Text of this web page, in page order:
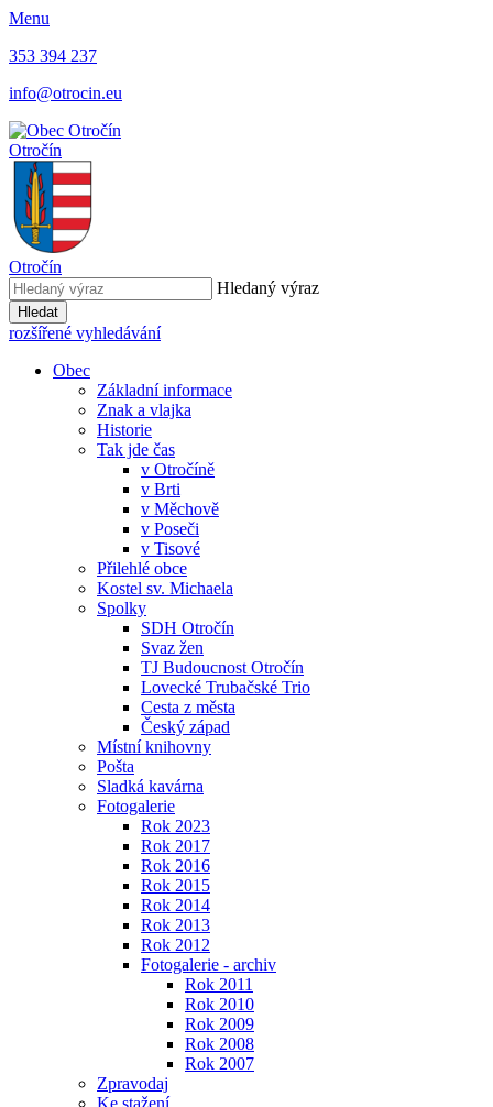
Menu
353 394 237
info@otrocin.eu
Otročín
Otročín
Hledaný výraz
Hledat
rozšířené vyhledávání
Obec
Základní informace
Znak a vlajka
Historie
Tak jde čas
v Otročíně
v Brti
v Měchově
v Poseči
v Tisové
Přilehlé obce
Kostel sv. Michaela
Spolky
SDH Otročín
Svaz žen
TJ Budoucnost Otročín
Lovecké Trubačské Trio
Cesta z města
Český západ
Místní knihovny
Pošta
Sladká kavárna
Fotogalerie
Rok 2023
Rok 2017
Rok 2016
Rok 2015
Rok 2014
Rok 2013
Rok 2012
Fotogalerie - archiv
Rok 2011
Rok 2010
Rok 2009
Rok 2008
Rok 2007
Zpravodaj
Ke stažení